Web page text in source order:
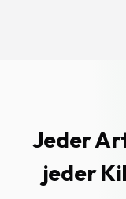
Jeder
jeder